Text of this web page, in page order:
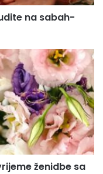
na sabah-
ženidbe sa